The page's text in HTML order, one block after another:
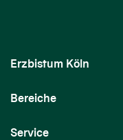
Erzbistum Köln
Bereiche
Service